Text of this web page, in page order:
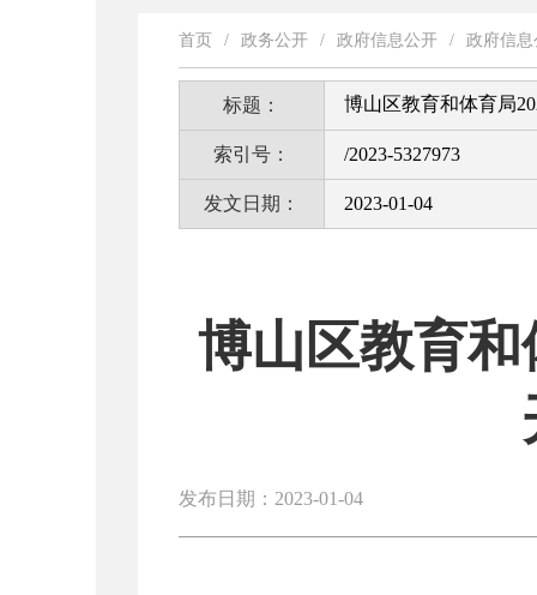
首页 / 政务公开 / 政府信息公开 / 政府信
标题： 博山区教育和体育局
索引号： /2023-5327973
发文日期： 2023-01-04
博山区教育
发布日期：2023-01-04